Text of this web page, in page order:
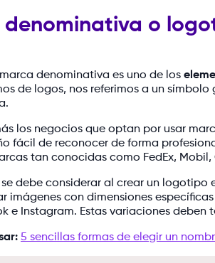
denominativa o
denominativa es uno de los
de logos, nos referimos a un
los negocios que optan por usar
fácil de reconocer de forma
tan conocidas como FedEx,
debe considerar al crear un logotipo
imágenes con dimensiones
e Instagram. Estas variaciones
5 sencillas formas de elegir un